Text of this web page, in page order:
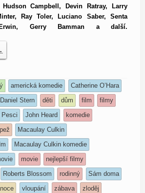
Campbell, Devin Ratray, Larry
Ray Toler, Luciano Saber, Senta
Gerry Bamman a další.
americká komedie
Catherine O’Hara
Daniel Stern děti dům film
filmy
Pesci John Heard
komedie
Macaulay Culkin
Macaulay Culkin komedie
movie
nejlepší filmy
Roberts Blossom rodinný
Sám doma
vloupání zábava zloděj